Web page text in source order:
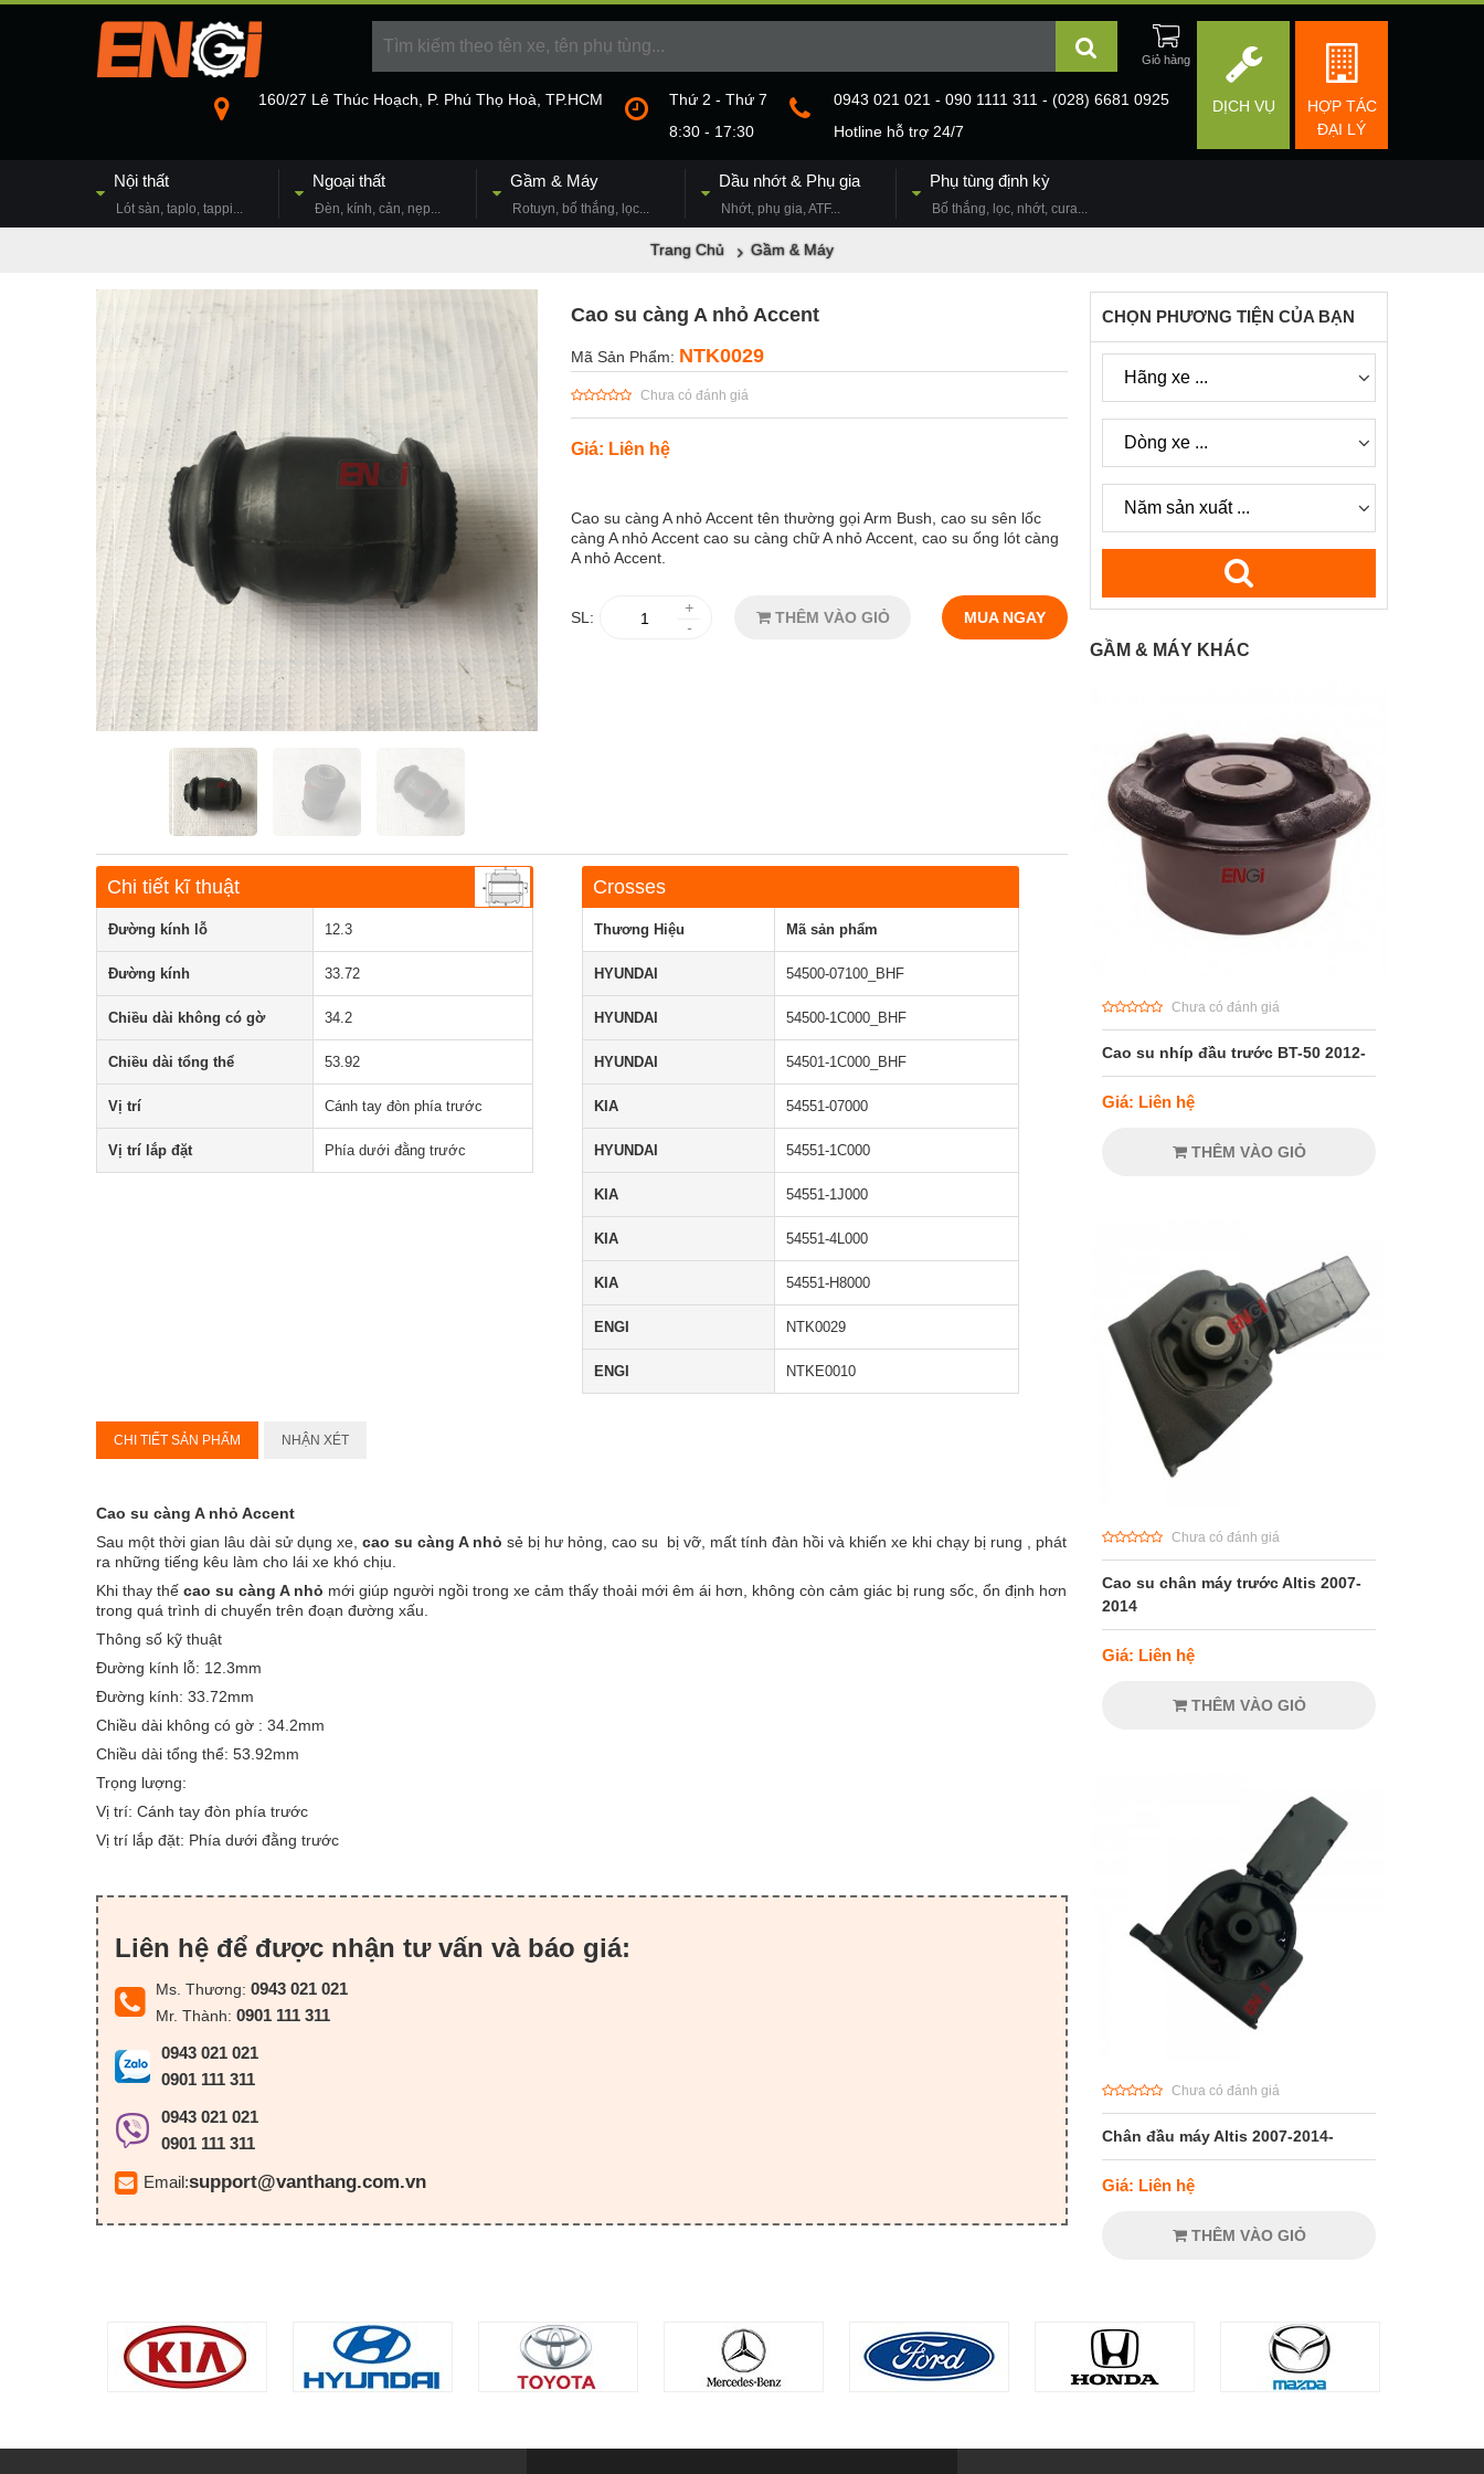
HỢP TÁC
ĐẠI LÝ
DỊCH VỤ
160/27 Lê Thúc Hoạch, P. Phú Thọ Hoà, TP.HCM
Thứ 2 - Thứ 7
8:30 - 17:30
0943 021 021 - 090 1111 311 - (028) 6681 0925
Hotline hỗ trợ 24/7
Nội thất
Lót sàn, taplo, tappi...
Ngoại thất
Đèn, kính, cản, nẹp...
Gầm & Máy
Rotuyn, bố thắng, lọc...
Dầu nhớt & Phụ gia
Nhớt, phụ gia, ATF...
Phụ tùng định kỳ
Bố thắng, lọc, nhớt, cura...
Trang Chủ Gầm & Máy
Cao su càng A nhỏ Accent
Mã Sản Phẩm: NTK0029
Chưa có đánh giá
Giá: Liên hệ
Cao su càng A nhỏ Accent tên thường gọi Arm Bush, cao su sên lốc
càng A nhỏ Accent cao su càng chữ A nhỏ Accent, cao su ống lót càng
A nhỏ Accent.
SL:
+
-
THÊM VÀO GIỎ MUA NGAY
Chi tiết kĩ thuật
Đường kính lỗ 12.3
Đường kính 33.72
Chiều dài không có gờ 34.2
Chiều dài tổng thể 53.92
Vị trí Cánh tay đòn phía trước
Vị trí lắp đặt Phía dưới đằng trước
Crosses
Thương Hiệu Mã sản phẩm
HYUNDAI 54500-07100_BHF
HYUNDAI 54500-1C000_BHF
HYUNDAI 54501-1C000_BHF
KIA 54551-07000
HYUNDAI 54551-1C000
KIA 54551-1J000
KIA 54551-4L000
KIA 54551-H8000
ENGI NTK0029
ENGI NTKE0010
CHI TIẾT SẢN PHẨM NHẬN XÉT
Cao su càng A nhỏ Accent
Sau một thời gian lâu dài sử dụng xe, cao su càng A nhỏ sẻ bị hư hỏng, cao su bị vỡ, mất tính đàn hồi và khiến xe khi chạy bị rung , phát
ra những tiếng kêu làm cho lái xe khó chịu.
Khi thay thế cao su càng A nhỏ mới giúp người ngồi trong xe cảm thấy thoải mới êm ái hơn, không còn cảm giác bị rung sốc, ổn định hơn
trong quá trình di chuyển trên đoạn đường xấu.
Thông số kỹ thuật
Đường kính lỗ: 12.3mm
Đường kính: 33.72mm
Chiều dài không có gờ : 34.2mm
Chiều dài tổng thể: 53.92mm
Trọng lượng:
Vị trí: Cánh tay đòn phía trước
Vị trí lắp đặt: Phía dưới đằng trước
Liên hệ để được nhận tư vấn và báo giá:
Ms. Thương: 0943 021 021
Mr. Thành: 0901 111 311
0943 021 021
0901 111 311
0943 021 021
0901 111 311
Email:support@vanthang.com.vn
CHỌN PHƯƠNG TIỆN CỦA BẠN
GẦM & MÁY KHÁC
Chưa có đánh giá
Cao su nhíp đầu trước BT-50 2012-
Giá: Liên hệ
THÊM VÀO GIỎ
Chưa có đánh giá
Cao su chân máy trước Altis 2007-
2014
Giá: Liên hệ
THÊM VÀO GIỎ
Chưa có đánh giá
Chân đầu máy Altis 2007-2014-
Giá: Liên hệ
THÊM VÀO GIỎ